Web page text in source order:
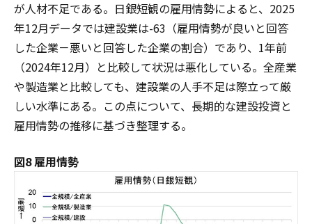
が人材不足である。日銀短観の雇用情勢によると、2025
年12月データでは建設業は-63（雇用情勢が良いと回答
した企業－悪いと回答した企業の割合）であり、1年前
（2024年12月）と比較して状況は悪化している。全産業
や製造業と比較しても、建設業の人手不足は際立って厳
しい水準にある。この点について、長期的な建設投資と
雇用情勢の推移に基づき整理する。
図8 雇用情勢